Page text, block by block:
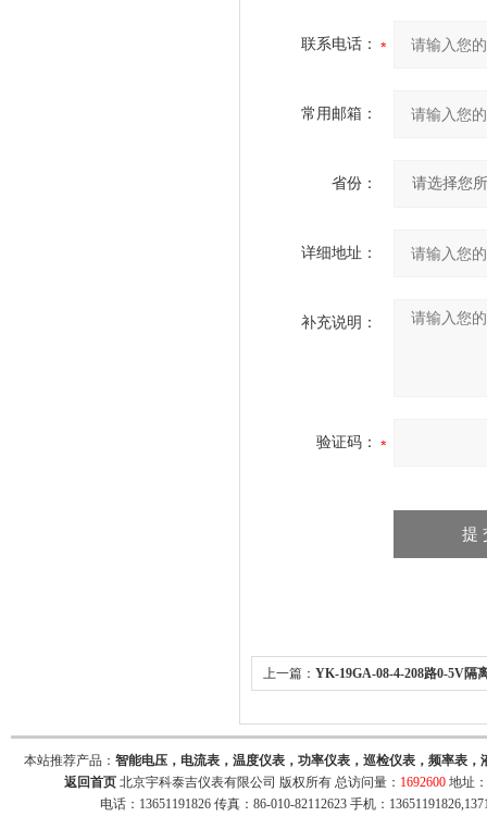
联系电话：
常用邮箱：
省份：
详细地址：
补充说明：
验证码：
上一篇： YK-19GA-08-4-208路0-5V隔
本站推荐产品： 智能电压，电流表，温度仪表，功率仪表，巡检仪表，频率表
返回首页 北京宇科泰吉仪表有限公司 版权所有 总访问量： 1692600 地址
电话：13651191826 传真：86-010-82112623 手机：